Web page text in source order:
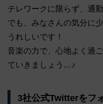
テレワークに限らず、通
でも、みなさんの気分に
うれしいです！
音楽の力で、心地よく過
ていきましょう…♪
3社公式Twitterをフ